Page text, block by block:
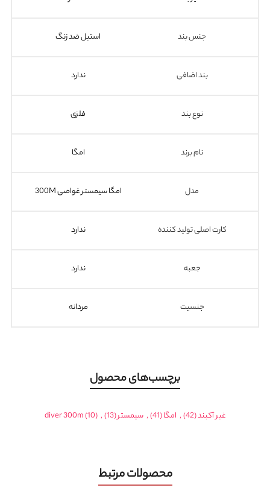
جنس بند استیل ضد زنگ
بند اضافی ندارد
نوع بند فلزی
نام برند امگا
مدل امگا سیمستر غواصی 300M
کارت اصلی تولید کننده ندارد
جعبه ندارد
جنسیت مردانه
برچسب‌های محصول
غیر آکبند(42)
, امگا(41)
, سیمستر(13)
,
diver 300m(10)
محصولات مرتبط